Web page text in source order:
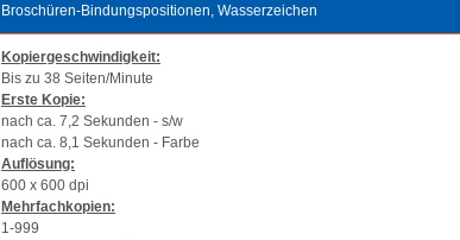
Broschüren-Bindungspositionen, Wasserzeichen
Kopiergeschwindigkeit:
Bis zu 38 Seiten/Minute
Erste Kopie:
nach ca. 7,2 Sekunden - s/w
nach ca. 8,1 Sekunden - Farbe
Auflösung:
600 x 600 dpi
Mehrfachkopien:
1-999